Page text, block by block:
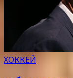
ХОККЕЙ